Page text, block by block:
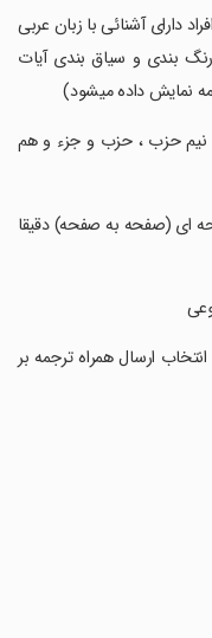
دارای آشنائی با زبان عربی
رنگ بندی و سیاق بندی آیات
نمایش داده میشود)
حزب ، حزب و جزء و هم
ای (صفحه به صفحه) دقیقا
ارسال همراه ترجمه بر